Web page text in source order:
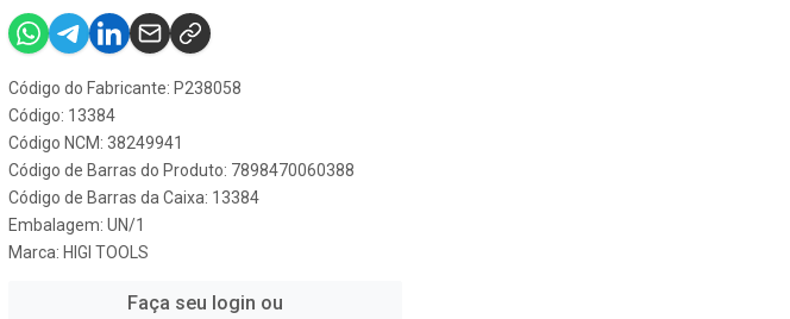
Código do Fabricante: P238058
Código: 13384
Código NCM: 38249941
Código de Barras do Produto: 7898470060388
Código de Barras da Caixa: 13384
Embalagem: UN/1
Marca: HIGI TOOLS
Faça seu login ou